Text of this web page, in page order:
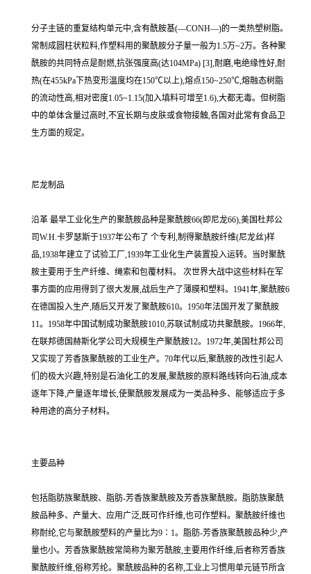
分子主链的重复结构单元中,含有酰胺基(—CONH—)的一类热塑树脂。
常制成圆柱状粒料,作塑料用的聚酰胺分子量一般为1.5万~2万。各种聚
酰胺的共同特点是耐燃,抗张强度高(达104MPa) [3],耐磨,电绝缘性好,耐
热(在455kPa下热变形温度均在150℃以上),熔点150~250℃,熔融态树脂
的流动性高,相对密度1.05~1.15(加入填料可增至1.6),大都无毒。但树脂
中的单体含量过高时,不宜长期与皮肤或食物接触,各国对此常有食品卫
生方面的规定。
尼龙制品
沿革 最早工业化生产的聚酰胺品种是聚酰胺66(即尼龙66),美国杜邦公
司W.H.卡罗瑟斯于1937年公布了 个专利,制得聚酰胺纤维(尼龙丝)样
品,1938年建立了试验工厂,1939年工业化生产装置投入运转。当时聚酰
胺主要用于生产纤维、绳索和包覆材料。 次世界大战中这些材料在军
事方面的应用得到了很大发展,战后生产了薄膜和塑料。1941年,聚酰胺6
在德国投入生产,随后又开发了聚酰胺610。1950年法国开发了聚酰胺
11。1958年中国试制成功聚酰胺1010,苏联试制成功共聚酰胺。1966年,
在联邦德国赫斯化学公司大规模生产聚酰胺12。1972年,美国杜邦公司
又实现了芳香族聚酰胺的工业生产。70年代以后,聚酰胺的改性引起人
们的极大兴趣,特别是石油化工的发展,聚酰胺的原料路线转向石油,成本
逐年下降,产量逐年增长,使聚酰胺发展成为一类品种多、能够适应于多
种用途的高分子材料。
主要品种
包括脂肪族聚酰胺、脂肪-芳香族聚酰胺及芳香族聚酰胺。脂肪族聚酰
胺品种多、产量大、应用广泛,既可作纤维,也可作塑料。聚酰胺纤维也
称耐纶,它与聚酰胺塑料的产量比为9∶1。脂肪-芳香族聚酰胺品种少,产
量也小。芳香族聚酰胺常简称为聚芳酰胺,主要用作纤维,后者称芳香族
聚酰胺纤维,俗称芳纶。聚酰胺品种的名称,工业上习惯用单元链节所含